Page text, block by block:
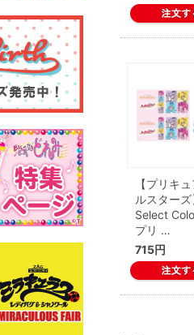
【プリキ
ルスターズ
Select
プリ …
715円